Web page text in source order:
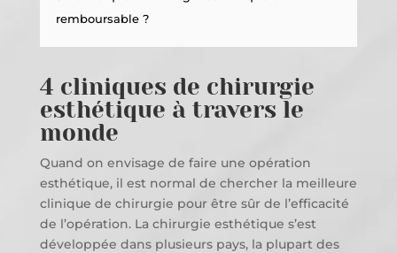
remboursable ?
4 cliniques de chirurgie
esthétique à travers le
monde
Quand on envisage de faire une opération
esthétique, il est normal de chercher la meilleure
clinique de chirurgie pour être sûr de l’efficacité
de l’opération. La chirurgie esthétique s’est
développée dans plusieurs pays, la plupart des